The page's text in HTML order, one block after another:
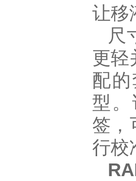
让移
尺
更轻
配
型
签，
行校